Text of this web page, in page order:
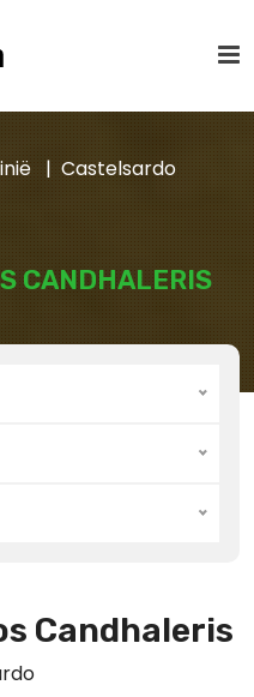
CANDHALERIS
Castelsardo
Candhaleris